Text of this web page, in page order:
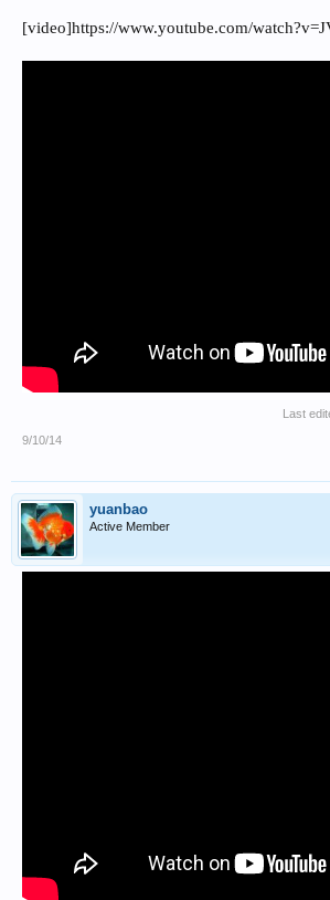
[video]https://www.youtube.com/
Last
9/10/14
yuanbao
Active Member